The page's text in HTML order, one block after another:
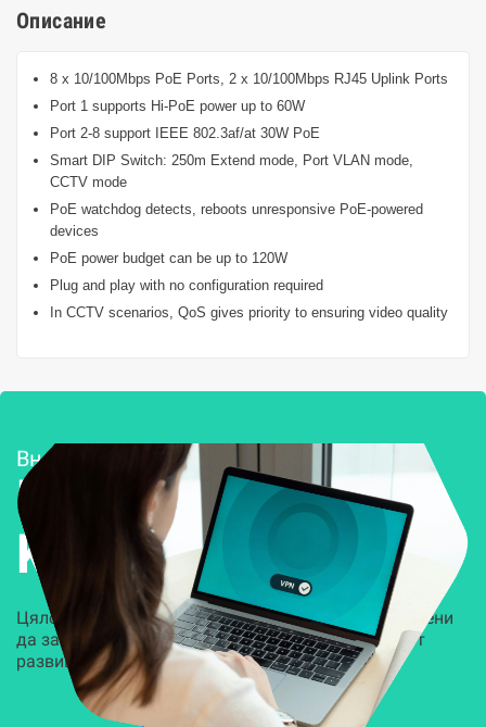
Описание
8 x 10/100Mbps PoE Ports, 2 x 10/100Mbps RJ45 Uplink Ports
Port 1 supports Hi-PoE power up to 60W
Port 2-8 support IEEE 802.3af/at 30W PoE
Smart DIP Switch: 250m Extend mode, Port VLAN mode,
CCTV mode
PoE watchdog detects, reboots unresponsive PoE-powered
devices
PoE power budget can be up to 120W
Plug and play with no configuration required
In CCTV scenarios, QoS gives priority to ensuring video quality
Внедряване и поддръжка
Решения за
Kиберсигурност
Цялостни, задвижвани от AI решения, предназначени
да защитят всеки слой на вашата организация от
развиващите се киберзаплахи.
НАУЧЕТЕ ПОВЕЧЕ